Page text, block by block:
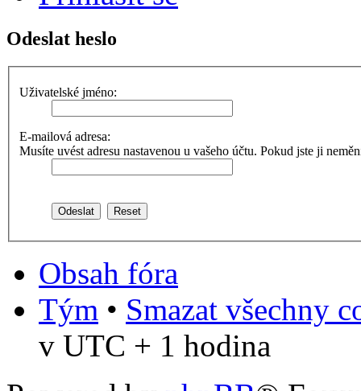
Odeslat heslo
Uživatelské jméno:
E-mailová adresa:
Musíte uvést adresu nastavenou u vašeho účtu. Pokud jste ji
Obsah fóra
Tým • Smazat všechny
v UTC + 1 hodina